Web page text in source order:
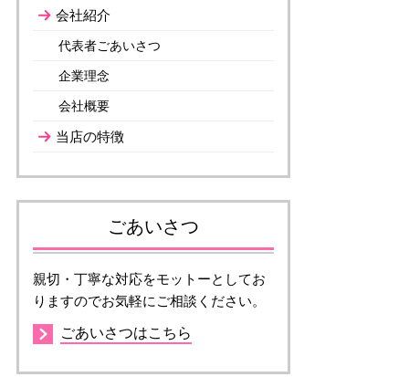
会社紹介
代表者ごあいさつ
企業理念
会社概要
当店の特徴
ごあいさつ
親切・丁寧な対応をモットーとしてお
りますのでお気軽にご相談ください。
ごあいさつはこちら